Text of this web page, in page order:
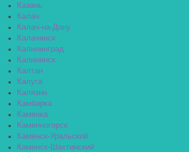
Казань
Калач
Калач-на-Дону
Калачинск
Калининград
Калининск
Калтан
Калуга
Калязин
Камбарка
Каменка
Каменногорск
Каменск-Уральский
Каменск-Шахтинский